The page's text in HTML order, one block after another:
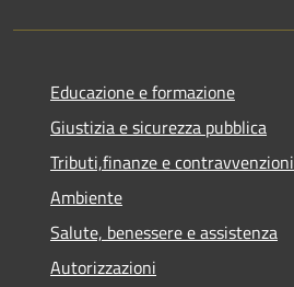
Educazione e formazione
Giustizia e sicurezza pubblica
Tributi,finanze e contravvenzioni
Ambiente
Salute, benessere e assistenza
Autorizzazioni